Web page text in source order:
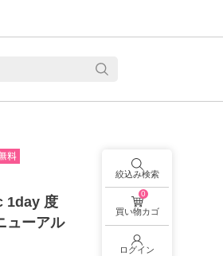
1day 度
ューアル
絞込み検索
0
買い物カゴ
ログイン